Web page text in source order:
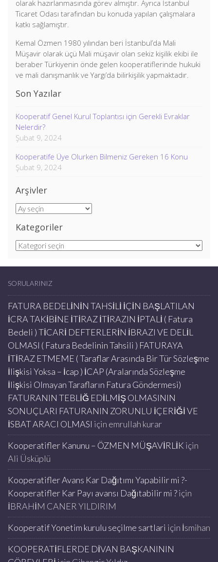
olarak hazırlanmasında görev almıştır. Ayrıca İstanbul
Ticaret Odası tarafından bu konuda yapılan çalışmalara
katkı sağlamıştır.
Kemal Özmen 1980 yılından beri İstanbul’da Mali
Müşavir olarak üçü Mali müşavir olan sekiz kişilik ekibi ile
beraber Türkiyenin önde gelen kooperatiflerinde hukuki
ve mali danışmanlık ve Yargı’da bilirkişilik yapmaktadır.
Son Yazılar
Kooperatif Genel Kurul Toplantısı için Gerekli Evraklar
Nelerdir?
Şubat 9, 2024
Kooperatife Üye Olurken Bilmeniz Gereken 16 Konu
Şubat 9, 2024
Arşivler
Arşivler
Kategoriler
Kategoriler
SORULARINIZ
FATURA BEDELİNİN TAHSİLİ İÇİN BAŞLATILAN
İCRA TAKİBİNE İTİRAZ İTİRAZIN İPTALİ ( Fatura
Bedeli ) TİCARİ DEFTERLERİN İBRAZI VE DELİL
OLMASI ( Fatura Bedelinin Tahsili ) FATURAYA
İTİRAZ ETMEME ( Taraflar Arasında Bir Tür Sözleşme
İlişkisi Yoksa – İcap ) İCAP (Aralarında Sözleşme
İlişkisi Olmayan Tarafların Fatura Göndermesi)
FATURANIN TEBLİĞ EDİLMİŞ OLMASININ
SONUÇLARI FATURANIN ZORUNLU İÇERİĞİ VE
İSBAT ARACI OLMASI için emrullah kurar
Kooperatifler Kanunu – ÖZMEN MÜŞAVİRLİK için
Ali Üsküplü
Kooperatifler Avans Kar Dağıtımı Yapabilir mi ?-
Kooperatifler Kar Payı avansı Dağıtabilir mi ?için
İBRAHİM CANER YILDIRIM
Kooperatif Yonetim kurulu seçilme sartlari için İsmihan
KOOPERATİFLERDE DİVAN BAŞKANININ